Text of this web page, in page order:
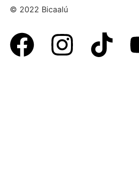
© 2022 Bicaalú